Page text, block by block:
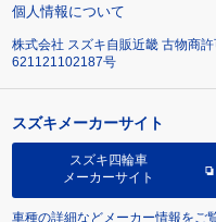
個人情報について
株式会社 スズキ自販近畿 古物商
621121102187号
スズキメーカーサイト
スズキ四輪車
メーカーサイト
車種の詳細などメーカー情報をご